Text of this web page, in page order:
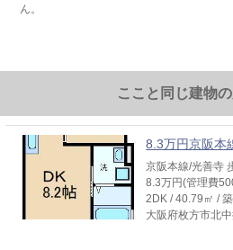
ん。
ここと同じ建物
8.3万円京阪本
京阪本線/光善寺
8.3万円(管理費
2DK / 40.79㎡ /
大阪府枚方市北